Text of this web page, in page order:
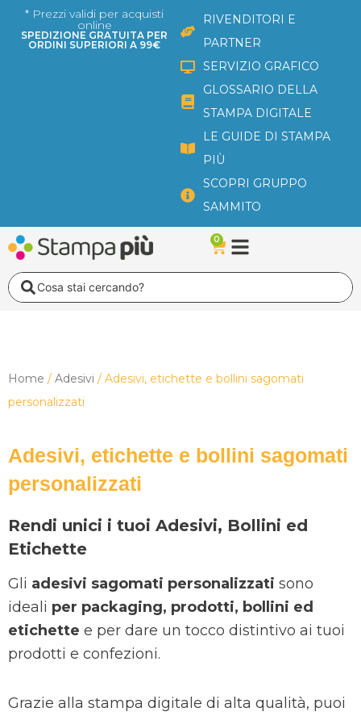
* Prezzi validi per acquisti
online
SPEDIZIONE GRATUITA PER
ORDINI SUPERIORI A 99€
RIVENDITORI E
PARTNER
SERVIZIO GRAFICO
GLOSSARIO DELLA
STAMPA DIGITALE
LE GUIDE DI STAMPA
PIÙ
SCOPRI GRUPPO
SAMMITO
0
Carrello
Search
Home / Adesivi / Adesivi, etichette e bollini sagomati
personalizzati
Adesivi, etichette e bollini sagomati
personalizzati
Rendi unici i tuoi Adesivi, Bollini ed
Etichette
Gli adesivi sagomati personalizzati sono
ideali per packaging, prodotti, bollini ed
etichette e per dare un tocco distintivo ai tuoi
prodotti e confezioni.
Grazie alla stampa digitale di alta qualità, puoi